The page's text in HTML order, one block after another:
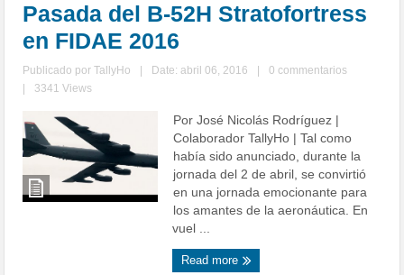
Pasada del B-52H Stratofortress
en FIDAE 2016
Publicado porTallyHo Date: abril 06, 2016
0 commentarios
3341 Views
Por José Nicolás Rodríguez |
Colaborador TallyHo | Tal como
había sido anunciado, durante la
jornada del 2 de abril, se convirtió
en una jornada emocionante para
los amantes de la aeronáutica. En
vuel ...
Read more